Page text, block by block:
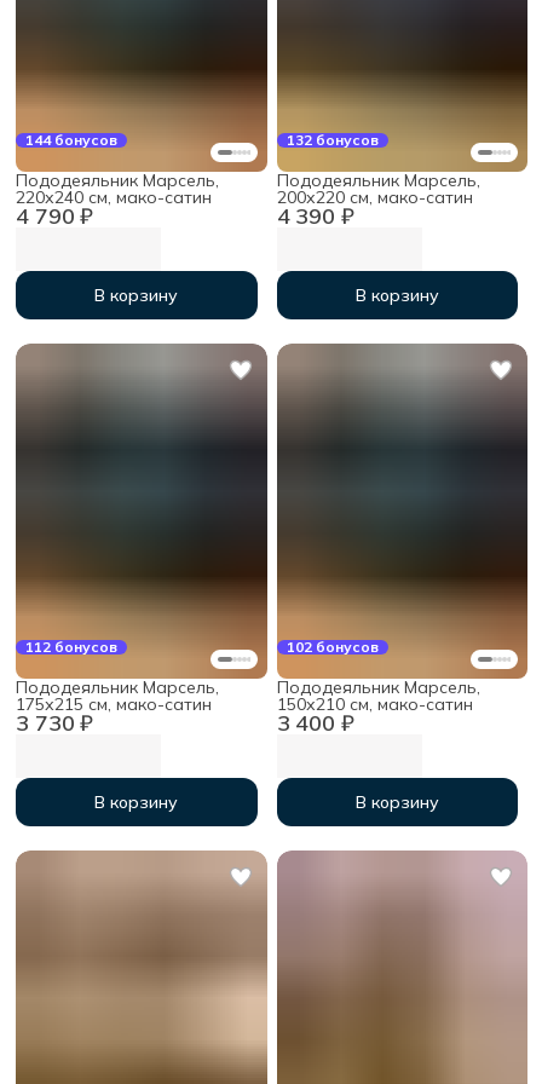
144 бонусов
4 790 ₽
Пододеяльник Марсель,
220х240 см, мако-сатин
В корзину
132 бонусов
4 390 ₽
Пододеяльник Марсель,
200х220 см, мако-сатин
В корзину
112 бонусов
3 730 ₽
Пододеяльник Марсель,
175х215 см, мако-сатин
В корзину
102 бонусов
3 400 ₽
Пододеяльник Марсель,
150х210 см, мако-сатин
В корзину